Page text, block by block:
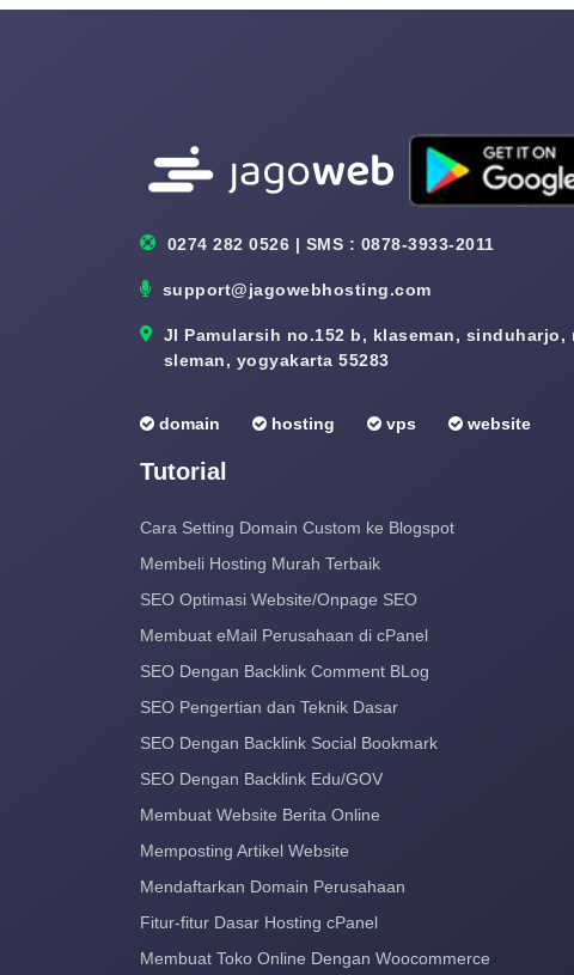
0274 282 0526 | SMS : 0878-3933-2011
support@jagowebhosting.com
Jl Pamularsih no.152 b, klaseman, sinduharjo,
sleman, yogyakarta 55283
domain hosting vps website
Tutorial
Cara Setting Domain Custom ke Blogspot
Membeli Hosting Murah Terbaik
SEO Optimasi Website/Onpage SEO
Membuat eMail Perusahaan di cPanel
SEO Dengan Backlink Comment BLog
SEO Pengertian dan Teknik Dasar
SEO Dengan Backlink Social Bookmark
SEO Dengan Backlink Edu/GOV
Membuat Website Berita Online
Memposting Artikel Website
Mendaftarkan Domain Perusahaan
Fitur-fitur Dasar Hosting cPanel
Membuat Toko Online Dengan Woocommerce